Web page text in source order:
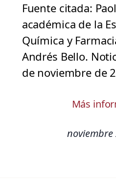
Fuente citada:
académica de la
Química y
Andrés Bello.
de noviembre de
Más
noviembre